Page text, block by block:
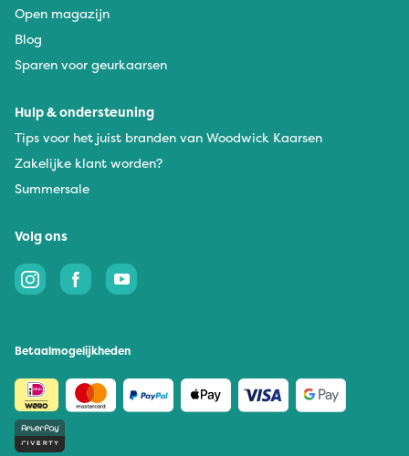
Open magazijn
Blog
Sparen voor geurkaarsen
Hulp & ondersteuning
Tips voor het juist branden van Woodwick Kaarsen
Zakelijke klant worden?
Summersale
Volg ons
Betaalmogelijkheden